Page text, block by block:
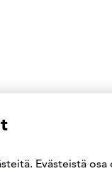
Evästeistä